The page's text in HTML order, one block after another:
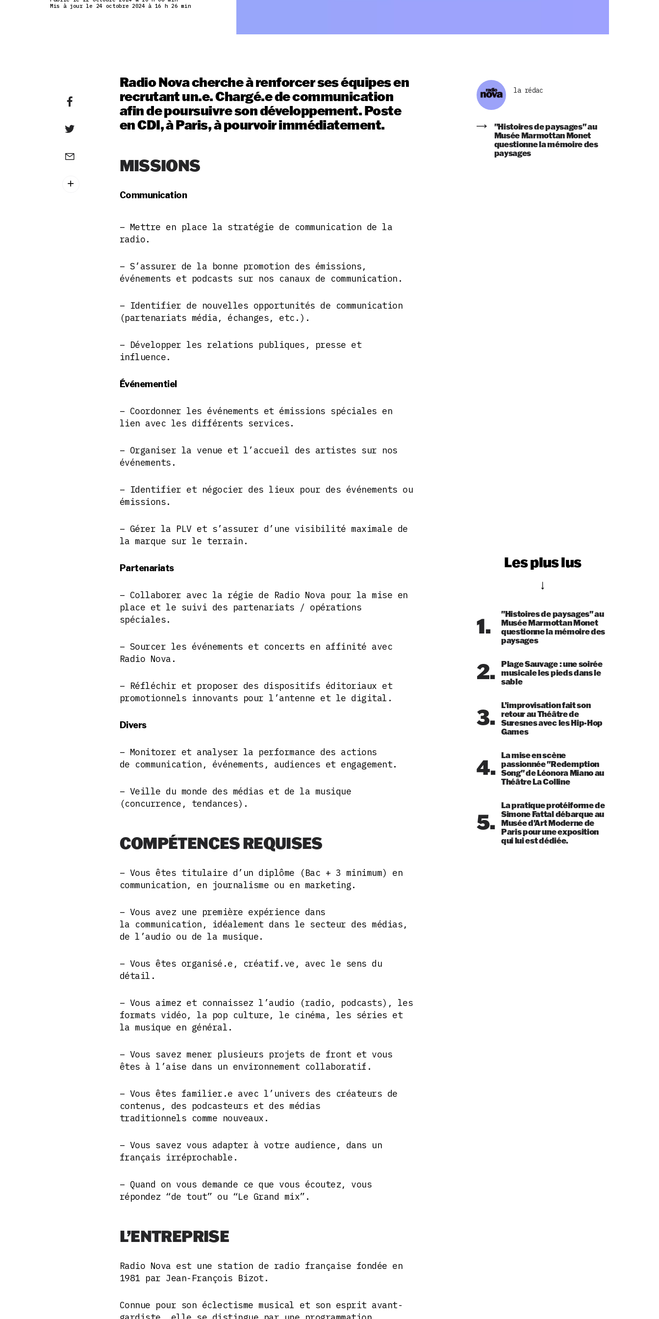
Mis à jour le 24 octobre 2024 à 16 h 26 min
Radio Nova cherche à renforcer ses équipes en
recrutant un.e. Chargé.e de communication
afin de poursuivre son développement. Poste
en CDI, à Paris, à pourvoir immédiatement.
MISSIONS
Communication
– Mettre en place la stratégie de communication de la
radio.
– S’assurer de la bonne promotion des émissions,
événements et podcasts sur nos canaux de communication.
– Identifier de nouvelles opportunités de communication
(partenariats média, échanges, etc.).
– Développer les relations publiques, presse et
influence.
Événementiel
– Coordonner les événements et émissions spéciales en
lien avec les différents services.
– Organiser la venue et l’accueil des artistes sur nos
événements.
– Identifier et négocier des lieux pour des événements ou
émissions.
– Gérer la PLV et s’assurer d’une visibilité maximale de
la marque sur le terrain.
Partenariats
– Collaborer avec la régie de Radio Nova pour la mise en
place et le suivi des partenariats / opérations
spéciales.
– Sourcer les événements et concerts en affinité avec
Radio Nova.
– Réfléchir et proposer des dispositifs éditoriaux et
promotionnels innovants pour l’antenne et le digital.
Divers
– Monitorer et analyser la performance des actions
de communication, événements, audiences et engagement.
– Veille du monde des médias et de la musique
(concurrence, tendances).
COMPÉTENCES REQUISES
– Vous êtes titulaire d’un diplôme (Bac + 3 minimum) en
communication, en journalisme ou en marketing.
– Vous avez une première expérience dans
la communication, idéalement dans le secteur des médias,
de l’audio ou de la musique.
– Vous êtes organisé.e, créatif.ve, avec le sens du
détail.
– Vous aimez et connaissez l’audio (radio, podcasts), les
formats vidéo, la pop culture, le cinéma, les séries et
la musique en général.
– Vous savez mener plusieurs projets de front et vous
êtes à l’aise dans un environnement collaboratif.
– Vous êtes familier.e avec l’univers des créateurs de
contenus, des podcasteurs et des médias
traditionnels comme nouveaux.
– Vous savez vous adapter à votre audience, dans un
français irréprochable.
– Quand on vous demande ce que vous écoutez, vous
répondez “de tout” ou “Le Grand mix”.
L’ENTREPRISE
Radio Nova est une station de radio française fondée en
1981 par Jean-François Bizot.
Connue pour son éclectisme musical et son esprit avant-
la rédac
"Histoires de paysages" au
Musée Marmottan Monet
questionne la mémoire des
paysages
Les plus lus
1.
"Histoires de paysages" au
Musée Marmottan Monet
questionne la mémoire des
paysages
2. Plage Sauvage : une soirée
musicale les pieds dans le
sable
3. L’improvisation fait son
retour au Théâtre de
Suresnes avec les Hip-Hop
Games
4. La mise en scène
passionnée "Redemption
Song" de Léonora Miano au
Théâtre La Colline
5.
La pratique protéiforme de
Simone Fattal débarque au
Musée d'Art Moderne de
Paris pour une exposition
qui lui est dédiée.